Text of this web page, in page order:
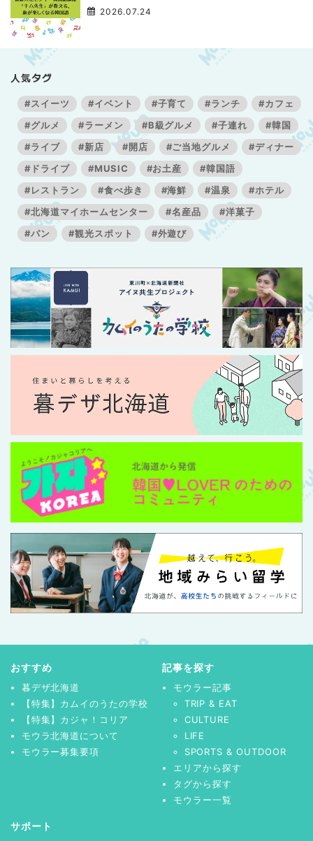
3】2026.07.24
人気タグ
#スイーツ #イベント #子育て #ランチ
#カフェ
#グルメ
#ラーメン #B級グルメ #子連れ
#韓国
#ライブ
#新店 #開店 #ご当地グルメ
#ディナー
#ドライブ
#MUSIC #お土産
#韓国語
#レストラン
#食べ歩き #海鮮 #温泉
#ホテル
#北海道マイホームセンター
#名産品
#洋菓子
#パン
#観光スポット #外遊び
おすすめ
暮デザ北海道
【特集】カムイのうたの学校
【特集】カジャ！コリア
モウラ北海道について
モウラー募集要項
記事を探す
モウラー記事
TRIP & EAT
CULTURE
LIFE
SPORTS & OUTDOOR
エリアから探す
タグから探す
モウラー一覧
サポート